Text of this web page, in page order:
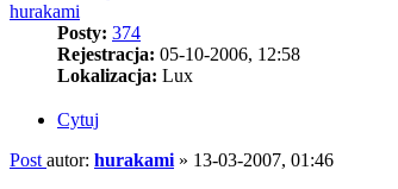
hurakami
Posty: 374
Rejestracja: 05-10-2006, 12:58
Lokalizacja: Lux
Cytuj
Post autor: hurakami » 13-03-2007, 01:46